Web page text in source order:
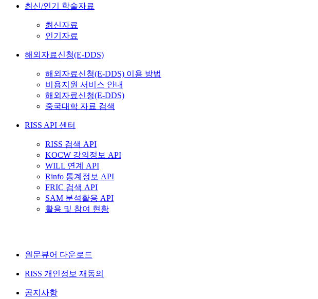
최신/인기 학술자료
최신자료
인기자료
해외자료신청(E-DDS)
해외자료신청(E-DDS) 이용 방법
비용지원 서비스 안내
해외자료신청(E-DDS)
중국대학 자료 검색
RISS API 센터
RISS 검색 API
KOCW 강의정보 API
WILL 연계 API
Rinfo 통계정보 API
FRIC 검색 API
SAM 분석활용 API
활용 및 참여 현황
원문뷰어 다운로드
RISS 개인정보 재동의
공지사항